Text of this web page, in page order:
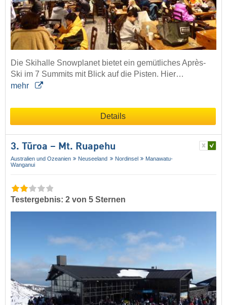
Die Skihalle Snowplanet bietet ein gemütliches Après-
Ski im 7 Summits mit Blick auf die Pisten. Hier…
mehr
Details
3. Tūroa – Mt. Ruapehu
Australien und Ozeanien Neuseeland Nordinsel
Manawatu-
Wanganui
Testergebnis: 2 von 5 Sternen